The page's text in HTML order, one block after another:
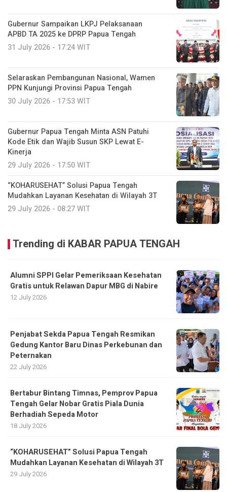
Gubernur Sampaikan LKPJ Pelaksanaan
APBD TA 2025 ke DPRP Papua Tengah
31 July 2026 - 17:24 WIT
Selaraskan Pembangunan Nasional, Wamen
PPN Kunjungi Provinsi Papua Tengah
30 July 2026 - 17:53 WIT
Gubernur Papua Tengah Minta ASN Patuhi
Kode Etik dan Wajib Susun SKP Lewat E-
Kinerja
29 July 2026 - 17:50 WIT
“KOHARUSEHAT” Solusi Papua Tengah
Mudahkan Layanan Kesehatan di Wilayah 3T
29 July 2026 - 08:27 WIT
Trending di KABAR PAPUA TENGAH
Alumni SPPI Gelar Pemeriksaan Kesehatan
Gratis untuk Relawan Dapur MBG di Nabire
12 July 2026
Penjabat Sekda Papua Tengah Resmikan
Gedung Kantor Baru Dinas Perkebunan dan
Peternakan
22 July 2026
Bertabur Bintang Timnas, Pemprov Papua
Tengah Gelar Nobar Gratis Piala Dunia
Berhadiah Sepeda Motor
18 July 2026
“KOHARUSEHAT” Solusi Papua Tengah
Mudahkan Layanan Kesehatan di Wilayah 3T
29 July 2026